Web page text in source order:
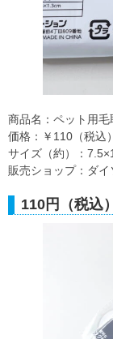
商品名：ペット用毛
価格：￥110（税込）
サイズ（約）：
販売ショップ：ダイ
110円（税込